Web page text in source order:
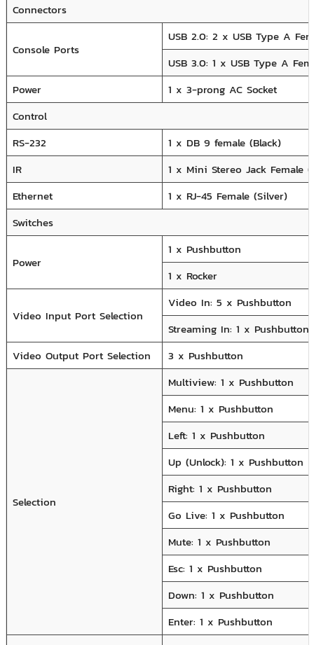
Connectors
Console Ports
USB 2.0: 2 x USB Type A
USB 3.0: 1 x USB Type A
Power
1 x 3-prong AC Socket
Control
RS-232
1 x DB 9 female (Black)
IR
1 x Mini Stereo Jack Female
Ethernet
1 x RJ-45 Female (Silver)
Switches
Power
1 x Pushbutton
1 x Rocker
Video Input Port Selection
Video In: 5 x Pushbutton
Streaming In: 1 x Pushbutton
Video Output Port Selection
3 x Pushbutton
Selection
Multiview: 1 x Pushbutton
Menu: 1 x Pushbutton
Left: 1 x Pushbutton
Up (Unlock): 1 x Pushbutton
Right: 1 x Pushbutton
Go Live: 1 x Pushbutton
Mute: 1 x Pushbutton
Esc: 1 x Pushbutton
Down: 1 x Pushbutton
Enter: 1 x Pushbutton